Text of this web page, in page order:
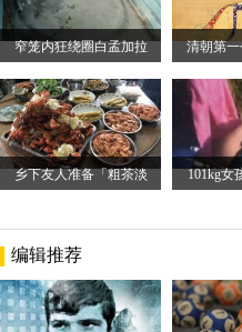
窄笼内狂绕圈白孟加拉 清朝第
乡下友人准备「粗茶淡 101kg女
编辑推荐